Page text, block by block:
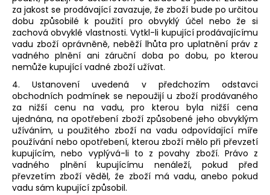
za jakost se prodávající zavazuje, že zboží bude po určitou
dobu způsobilé k použití pro obvyklý účel nebo že si
zachová obvyklé vlastnosti. Vytkl-li kupující prodávajícímu
vadu zboží oprávněně, neběží lhůta pro uplatnění práv z
vadného plnění ani záruční doba po dobu, po kterou
nemůže kupující vadné zboží užívat.
4. Ustanovení uvedená v předchozím odstavci
obchodních podmínek se nepoužijí u zboží prodávaného
za nižší cenu na vadu, pro kterou byla nižší cena
ujednána, na opotřebení zboží způsobené jeho obvyklým
užíváním, u použitého zboží na vadu odpovídající míře
používání nebo opotřebení, kterou zboží mělo při převzetí
kupujícím, nebo vyplývá-li to z povahy zboží. Právo z
vadného plnění kupujícímu nenáleží, pokud před
převzetím zboží věděl, že zboží má vadu, anebo pokud
vadu sám kupující způsobil.